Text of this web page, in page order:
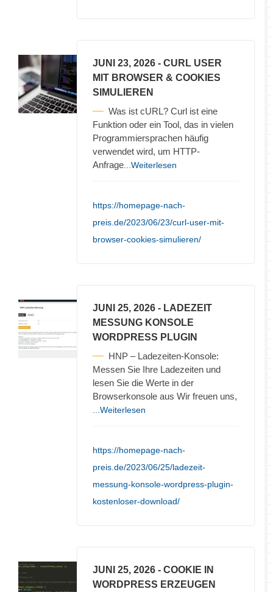
JUNI 23, 2026 - CURL USER
MIT BROWSER & COOKIES
SIMULIEREN
Was ist cURL? Curl ist eine
Funktion oder ein Tool, das in vielen
Programmiersprachen häufig
verwendet wird, um HTTP-
Anfrage ...Weiterlesen
https://homepage-nach-
preis.de/2023/06/23/curl-user-mit-
browser-cookies-simulieren/
JUNI 25, 2026 - LADEZEIT
MESSUNG KONSOLE
WORDPRESS PLUGIN
HNP – Ladezeiten-Konsole:
Messen Sie Ihre Ladezeiten und
lesen Sie die Werte in der
Browserkonsole aus Wir freuen uns,
...Weiterlesen
https://homepage-nach-
preis.de/2023/06/25/ladezeit-
messung-konsole-wordpress-plugin-
kostenloser-download/
JUNI 25, 2026 - COOKIE IN
WORDPRESS ERZEUGEN